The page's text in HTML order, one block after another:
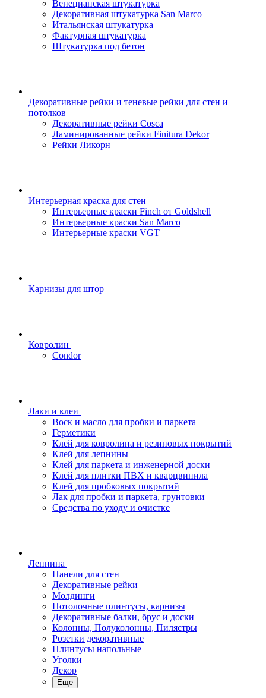
Венецианская штукатурка
Декоративная штукатурка San Marco
Итальянская штукатурка
Фактурная штукатурка
Штукатурка под бетон
Декоративные рейки и теневые рейки для стен и
потолков
Декоративные рейки Cosca
Ламинированные рейки Finitura Dekor
Рейки Ликорн
Интерьерная краска для стен
Интерьерные краски Finch от Goldshell
Интерьерные краски San Marco
Интерьерные краски VGT
Карнизы для штор
Ковролин
Condor
Лаки и клеи
Воск и масло для пробки и паркета
Герметики
Клей для ковролина и резиновых покрытий
Клей для лепнины
Клей для паркета и инженерной доски
Клей для плитки ПВХ и кварцвинила
Клей для пробковых покрытий
Лак для пробки и паркета, грунтовки
Средства по уходу и очистке
Лепнина
Панели для стен
Декоративные рейки
Молдинги
Потолочные плинтусы, карнизы
Декоративные балки, брус и доски
Колонны, Полуколонны, Пилястры
Розетки декоративные
Плинтусы напольные
Уголки
Декор
Еще